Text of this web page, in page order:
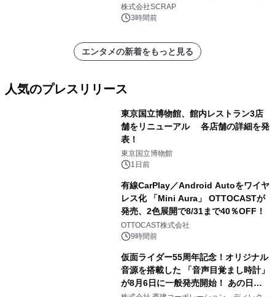
器を手に魔族を見据える描き下ろしメ
インビジュアル公開
株式会社SCRAP
3時間前
エンタメの新着をもっと見る
人気のプレスリリース
東京国立博物館、館内レストラン3店
舗をリニューアル 各店舗の詳細を発
表！
東京国立博物館
1日前
有線CarPlay／Android Autoをワイヤ
レス化 「Mini Aura」 OTTOCASTが
発売、2色展開で8/31まで40％OFF！
OTTOCAST株式会社
9時間前
仮面ライダー55周年記念！オリジナル
音源を搭載した 「音声目覚まし時計」
が8月6日に一般発売開始！ あの日の